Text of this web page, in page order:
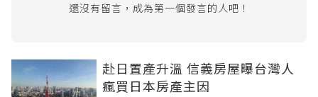
還沒有留言，成為第一個發言的人吧！
赴日置產升溫 信義房屋曝台灣人
瘋買日本房產主因